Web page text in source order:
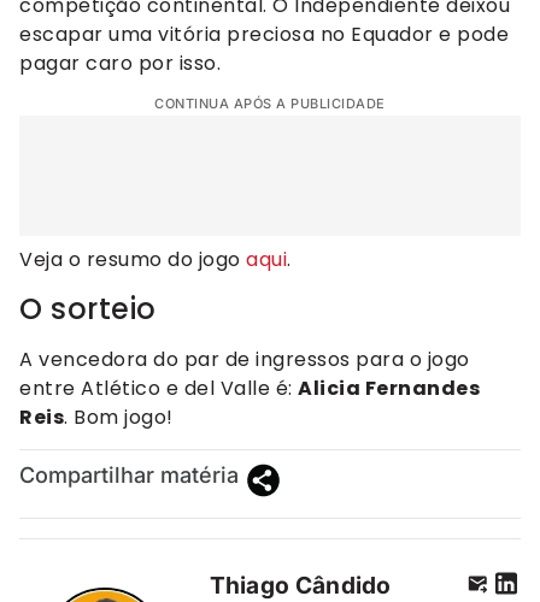
escapar uma vitória preciosa no Equador e pode
pagar caro por isso.
CONTINUA APÓS A PUBLICIDADE
Veja o resumo do jogo aqui.
O sorteio
A vencedora do par de ingressos para o jogo
entre Atlético e del Valle é: Alicia Fernandes
Reis. Bom jogo!
Compartilhar matéria
Thiago Cândido